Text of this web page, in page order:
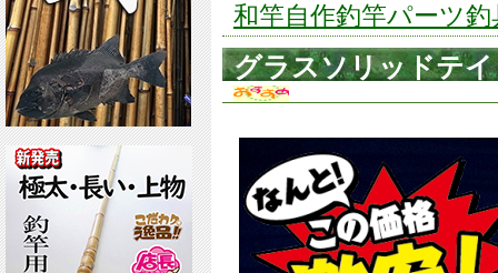
和竿自作釣竿パーツ釣
グラスソリッドテ